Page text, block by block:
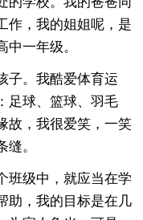
作，我的姐姐呢，是
一年级。
子。我酷爱体育运
足球、篮球、羽毛
故，我很爱笑，一笑
。
班级中，就应当在学
助，我的目标是在几